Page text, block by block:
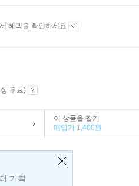
혜택을 확인하세요
무료)
이 상품을 팔기
매입가 1,400원
기획